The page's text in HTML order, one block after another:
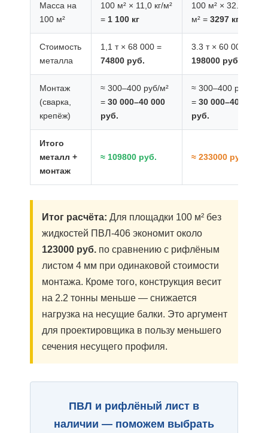
Масса на
100 м²
100 м² × 11,0 кг/м²
= 1 100 кг
100 м² × 32.97 кг/
м² = 3297 кг
Стоимость
металла
1,1 т × 68 000 =
74800 руб.
3.3 т × 60 000 =
198000 руб.
Монтаж
(сварка,
крепёж)
≈ 300–400 руб/м²
= 30 000–40 000
руб.
≈ 300–400 руб/м²
= 30 000–40 000
руб.
Итого
металл +
монтаж
≈ 109800 руб. ≈ 233000 руб.
Итог расчёта: Для площадки 100 м² без
жидкостей ПВЛ-406 экономит около
123000 руб. по сравнению с рифлёным
листом 4 мм при одинаковой стоимости
монтажа. Кроме того, конструкция весит
на 2.2 тонны меньше — снижается
нагрузка на несущие балки. Это аргумент
для проектировщика в пользу меньшего
сечения несущего профиля.
ПВЛ и рифлёный лист в
наличии — поможем выбрать